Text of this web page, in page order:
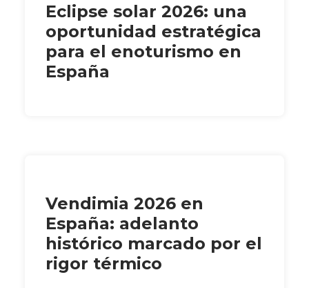
Eclipse solar 2026: una
oportunidad estratégica
para el enoturismo en
España
Vendimia 2026 en
España: adelanto
histórico marcado por el
rigor térmico